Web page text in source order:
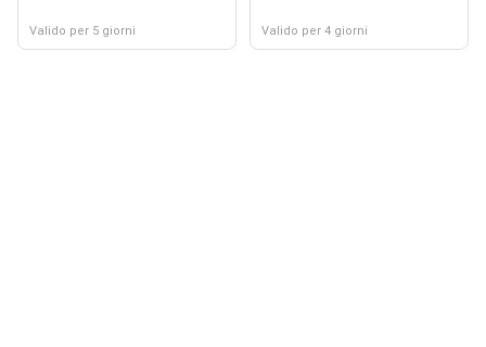
Valido per 5 giorni Valido per 4 giorni